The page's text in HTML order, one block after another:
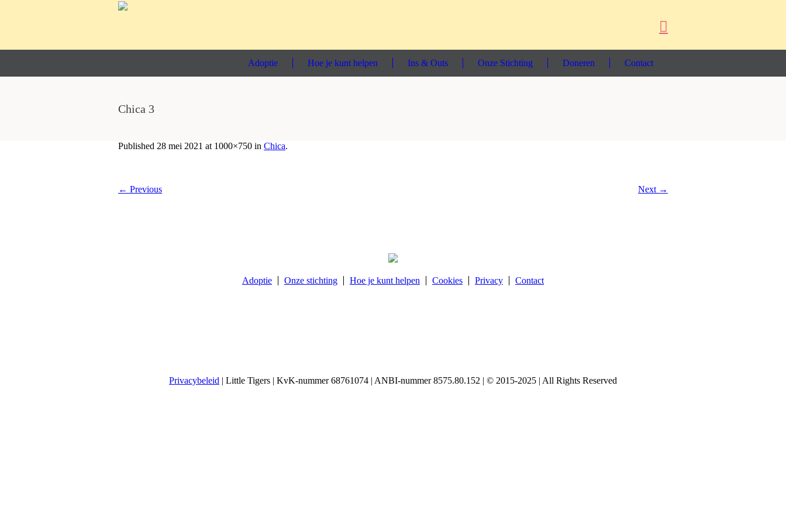
Adoptie Hoe je kunt helpen Ins & Outs Onze Stichting Doneren Contact
Chica 3
Published 28 mei 2021 at 1000×750 in Chica.
← Previous Next →
Adoptie Onze stichting Hoe je kunt helpen Cookies Privacy Contact
Privacybeleid | Little Tigers | KvK-nummer 68761074 | ANBI-nummer 8575.80.152 | © 2015-2025 | All Rights Reserved